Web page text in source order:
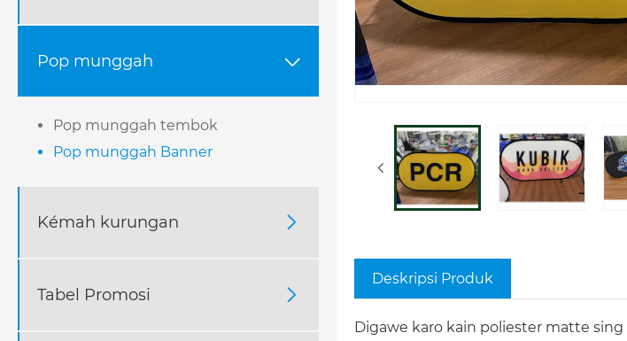
Pop munggah 
Pop munggah tembok
Pop munggah Banner
Kémah kurungan 
Tabel Promosi 
Deskripsi Produk
Digawe karo kain poliester matte